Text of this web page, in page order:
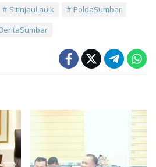
SitinjauLauik
PoldaSumbar
BeritaSumbar